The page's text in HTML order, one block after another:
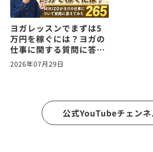
ヨガレッスンでまずは5
万円を稼ぐには？ヨガの
仕事に関する質問に答え
ます！vol.265
2026年07月29日
公式YouTubeチェン